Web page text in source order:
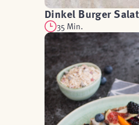
Dinkel Burger
35 Min.